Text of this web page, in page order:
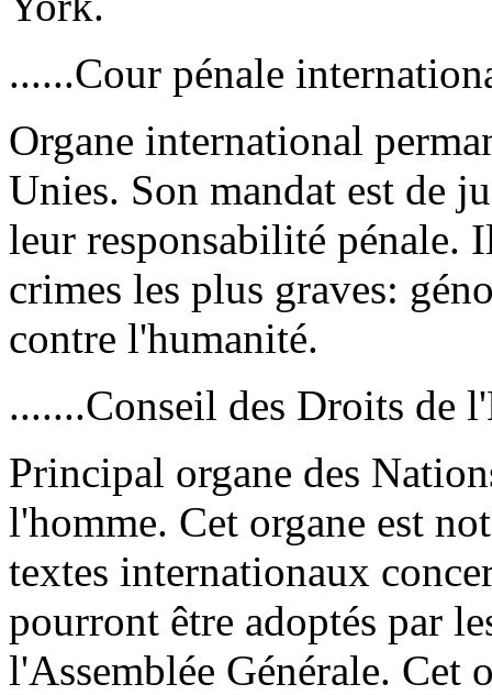
......Cour pénale
Organe international
Unies. Son mandat est de
leur responsabilité pénale.
crimes les plus graves:
contre l'humanité.
.......Conseil des Droits de
Principal organe des
l'homme. Cet organe est
textes internationaux
pourront être adoptés par
l'Assemblée Générale. Cet